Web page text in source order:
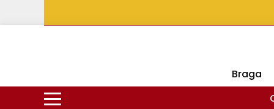
Hoje 16ºC 29ºC DMtv
Braga